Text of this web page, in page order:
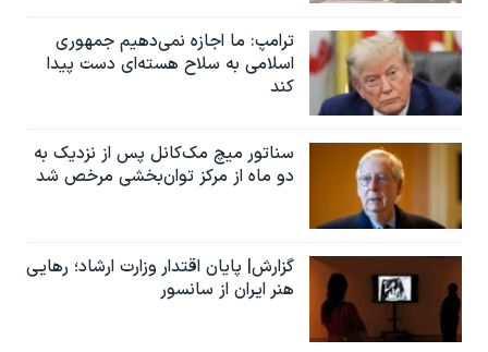
ترامپ: ما اجازه نمی‌دهیم جمهوری
اسلامی به سلاح هسته‌ای دست پیدا
کند
سناتور میچ مک‌کانل پس از نزدیک به
دو ماه از مرکز توان‌بخشی مرخص شد
گزارش| پایان اقتدار وزارت ارشاد؛ رهایی
هنر ایران از سانسور